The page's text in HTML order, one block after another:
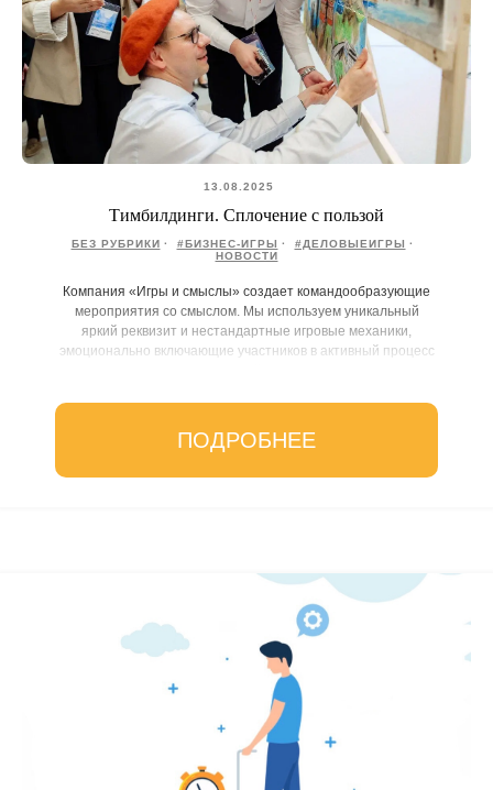
13.08.2025
Тимбилдинги. Сплочение с пользой
БЕЗ РУБРИКИ #БИЗНЕС-ИГРЫ
#ДЕЛОВЫЕИГРЫ
НОВОСТИ
Компания «Игры и смыслы» создает командообразующие
мероприятия со смыслом. Мы используем уникальный
яркий реквизит и нестандартные игровые механики,
эмоционально включающие участников в активный процесс
ПОДРОБНЕЕ